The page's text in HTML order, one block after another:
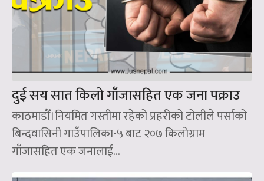
दुई सय सात किलो गाँजासहित एक जना पक्राउ
काठमाडौँ।नियमित गस्तीमा रहेको प्रहरीको टोलीले पर्साको
बिन्दवासिनी गाउँपालिका-५ बाट २०७ किलोग्राम
गाँजासहित एक जनालाई...